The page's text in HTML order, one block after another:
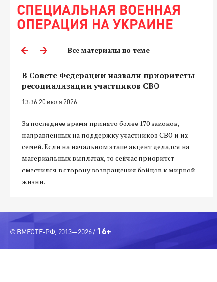
СПЕЦИАЛЬНАЯ ВОЕННАЯ
ОПЕРАЦИЯ НА УКРАИНЕ
Все материалы по теме
В Совете Федерации назвали приоритеты
ресоциализации участников СВО
13:36 20 июля 2026
За последнее время принято более 170 законов,
направленных на поддержку участников СВО и их
семей. Если на начальном этапе акцент делался на
материальных выплатах, то сейчас приоритет
сместился в сторону возвращения бойцов к мирной
жизни.
© ВМЕСТЕ-РФ, 2013—2026 / 16+